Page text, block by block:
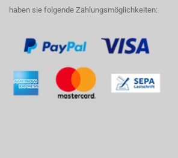
haben sie folgende Zahlungsmöglichkeiten: